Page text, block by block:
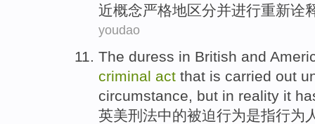
近概念严格地区分并进行重新诠
youdao
The duress in British and
criminal act that is carried out
circumstance, but in reality it
英美刑法中的被迫行为是指行为